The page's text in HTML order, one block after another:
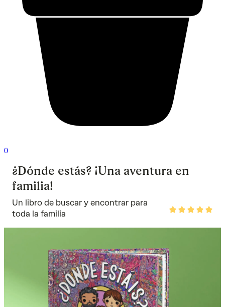
0
¿Dónde estás? ¡Una aventura en
familia!
Un libro de buscar y encontrar para
toda la familia
Rated